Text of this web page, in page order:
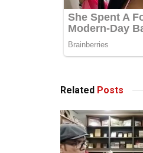
Related Posts